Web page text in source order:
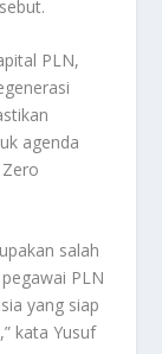
PLN,
agenda
salah
PLN
yang siap
kata Yusuf